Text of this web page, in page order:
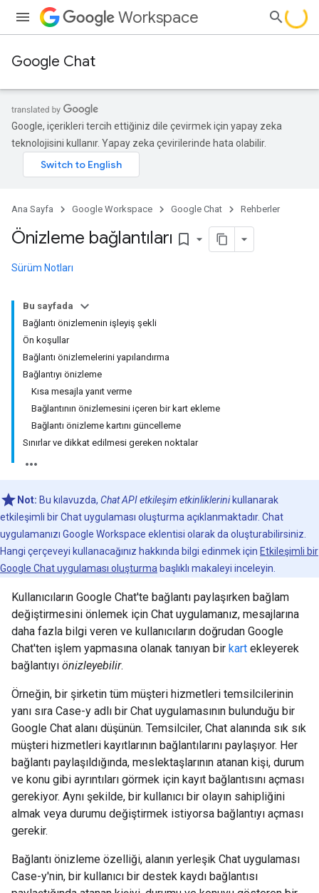
Workspace
Google Chat
Google, içerikleri tercih ettiğiniz dile çevirmek için yapay zeka
teknolojisini kullanır. Yapay zeka çevirilerinde hata olabilir.
Ana Sayfa Google Workspace Google Chat Rehberler
Önizleme bağlantıları bookmark_border
Sürüm Notları
Bu sayfada
Bağlantı önizlemenin işleyiş şekli
Ön koşullar
Bağlantı önizlemelerini yapılandırma
Bağlantıyı önizleme
Kısa mesajla yanıt verme
Bağlantının önizlemesini içeren bir kart ekleme
Bağlantı önizleme kartını güncelleme
Sınırlar ve dikkat edilmesi gereken noktalar
Not: Bu kılavuzda, Chat API etkileşim etkinliklerinikullanarak
etkileşimli bir Chat uygulaması oluşturma açıklanmaktadır. Chat
uygulamanızı Google Workspace eklentisi olarak da oluşturabilirsiniz.
Hangi çerçeveyi kullanacağınız hakkında bilgi edinmek için Etkileşimli bir
Google Chat uygulaması oluşturma başlıklı makaleyi inceleyin.
Kullanıcıların Google Chat'te bağlantı paylaşırken bağlam
değiştirmesini önlemek için Chat uygulamanız, mesajlarına
daha fazla bilgi veren ve kullanıcıların doğrudan Google
Chat'ten işlem yapmasına olanak tanıyan bir kart ekleyerek
bağlantıyı önizleyebilir.
Örneğin, bir şirketin tüm müşteri hizmetleri temsilcilerinin
yanı sıra Case-y adlı bir Chat uygulamasının bulunduğu bir
Google Chat alanı düşünün. Temsilciler, Chat alanında sık sık
müşteri hizmetleri kayıtlarının bağlantılarını paylaşıyor. Her
bağlantı paylaşıldığında, meslektaşlarının atanan kişi, durum
ve konu gibi ayrıntıları görmek için kayıt bağlantısını açması
gerekiyor. Aynı şekilde, bir kullanıcı bir olayın sahipliğini
almak veya durumu değiştirmek istiyorsa bağlantıyı açması
gerekir.
Bağlantı önizleme özelliği, alanın yerleşik Chat uygulaması
Case-y'nin, bir kullanıcı bir destek kaydı bağlantısı